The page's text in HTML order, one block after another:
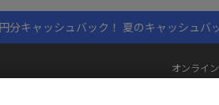
分キャッシュバック！ 夏のキャッシュバ
オンライ